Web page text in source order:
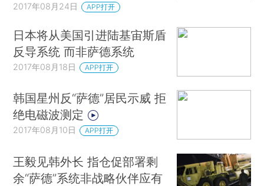
2017年08月24日 APP打开
日本将从美国引进陆基宙斯盾
反导系统 而非萨德系统
2017年08月18日 APP打开
韩国星州反“萨德”居民示威 拒
绝电磁波测定
2017年08月10日 APP打开
王毅见韩外长 指仓促部署剩
余“萨德”系统非战略伙伴应有